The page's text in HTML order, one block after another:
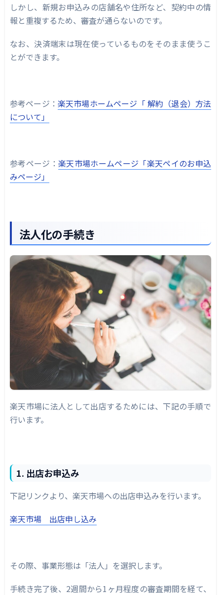
しかし、新規お申込みの店舗名や住所など、契約中の情
報と重複するため、審査が通らないのです。
なお、決済端末は現在使っているものをそのまま使うこ
とができます。
参考ページ： 楽天市場ホームページ「 解約（退会）方法
について」
参考ページ： 楽天市場ホームページ「楽天ペイのお申込
みページ」
法人化の手続き
楽天市場に法人として出店するためには、下記の手順で
行います。
1. 出店お申込み
下記リンクより、楽天市場への出店申込みを行います。
楽天市場 出店申し込み
その際、事業形態は「法人」を選択します。
手続き完了後、2週間から1ヶ月程度の審査期間を経て、